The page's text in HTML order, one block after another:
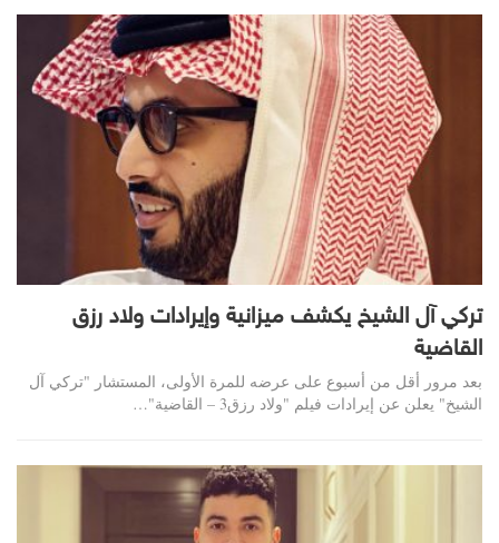
تركي آل الشيخ يكشف ميزانية وإيرادات ولاد رزق
القاضية
بعد مرور أقل من أسبوع على عرضه للمرة الأولى، المستشار "تركي آل
الشيخ" يعلن عن إيرادات فيلم "ولاد رزق3 – القاضية"…